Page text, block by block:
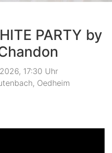
PARTY by
17:30 Uhr
Oedheim